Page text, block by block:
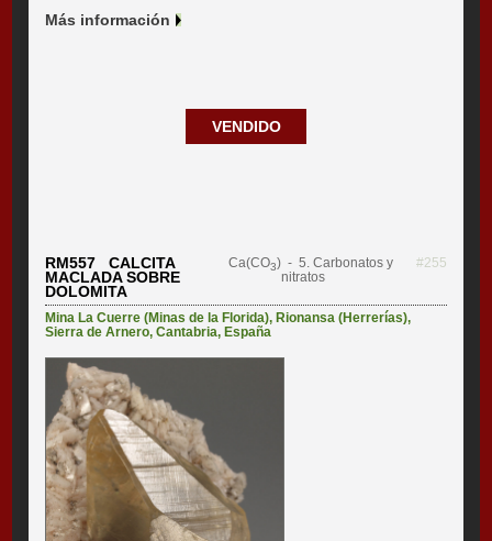
Más información
VENDIDO
RM557 CALCITA
MACLADA SOBRE
DOLOMITA
Ca(CO3) - 5. Carbonatos y
nitratos
#255
Mina La Cuerre (Minas de la Florida), Rionansa (Herrerías),
Sierra de Arnero,Cantabria, España